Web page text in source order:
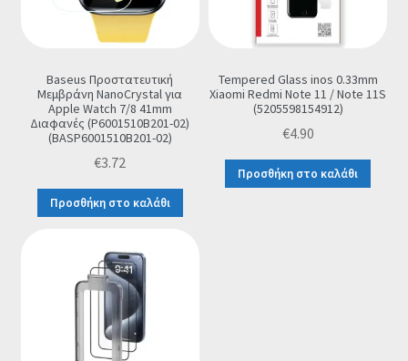
Baseus Προστατευτική
Μεμβράνη NanoCrystal για
Apple Watch 7/8 41mm
Διαφανές (P6001510B201-02)
(BASP6001510B201-02)
€3.72
Προσθήκη στο καλάθι
Tempered Glass inos 0.33mm
Xiaomi Redmi Note 11 / Note 11S
(5205598154912)
€4.90
Προσθήκη στο καλάθι